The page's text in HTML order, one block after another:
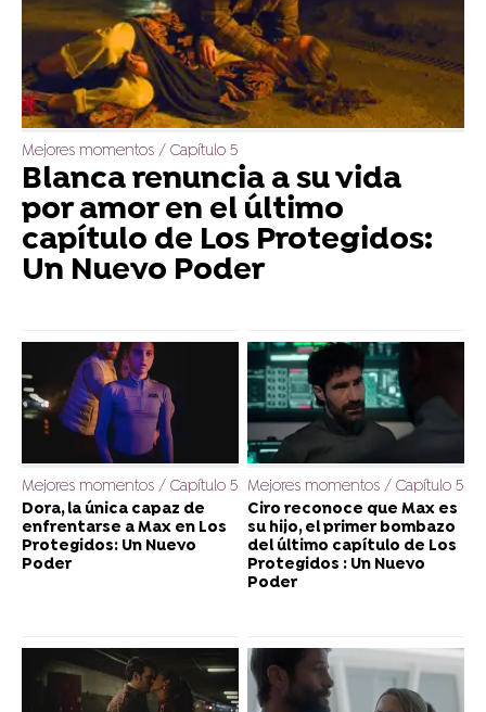
Mejores momentos / Capítulo 5
Blanca renuncia a su vida
por amor en el último
capítulo de Los Protegidos:
Un Nuevo Poder
Mejores momentos / Capítulo 5
Dora, la única capaz de
enfrentarse a Max en Los
Protegidos: Un Nuevo
Poder
Mejores momentos / Capítulo 5
Ciro reconoce que Max es
su hijo, el primer bombazo
del último capítulo de Los
Protegidos : Un Nuevo
Poder